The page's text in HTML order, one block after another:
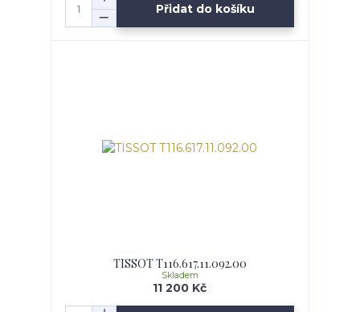
Přidat do košíku
TISSOT T116.617.11.092.00
11 200 Kč
Skladem